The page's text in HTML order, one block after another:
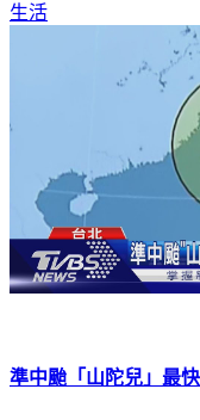
生活
準中颱「山陀兒」最